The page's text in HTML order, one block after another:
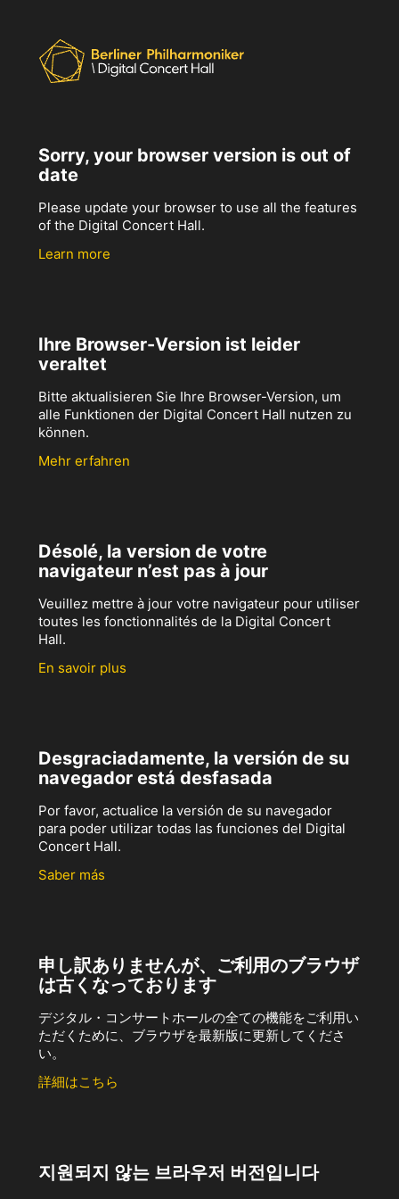
Sorry, your browser version is out of
date
Please update your browser to use all the features
of the Digital Concert Hall.
Learn more
Ihre Browser-Version ist leider
veraltet
Bitte aktualisieren Sie Ihre Browser-Version, um
alle Funktionen der Digital Concert Hall nutzen zu
können.
Mehr erfahren
Désolé, la version de votre
navigateur n’est pas à jour
Veuillez mettre à jour votre navigateur pour utiliser
toutes les fonctionnalités de la Digital Concert
Hall.
En savoir plus
Desgraciadamente, la versión de su
navegador está desfasada
Por favor, actualice la versión de su navegador
para poder utilizar todas las funciones del Digital
Concert Hall.
Saber más
申し訳ありませんが、ご利用のブラウザ
は古くなっております
デジタル・コンサートホールの全ての機能をご利用い
ただくために、ブラウザを最新版に更新してくださ
い。
詳細はこちら
지원되지 않는 브라우저 버전입니다